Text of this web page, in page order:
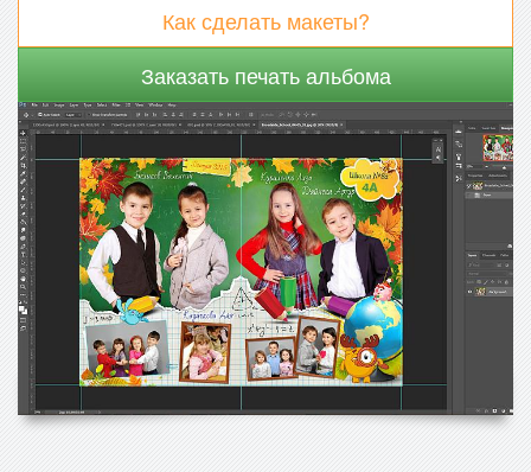
Как сделать макеты?
Заказать печать альбома